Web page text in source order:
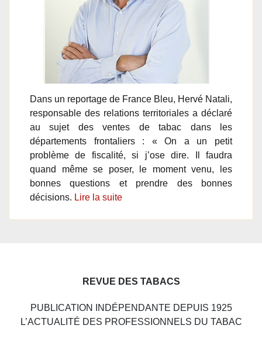
Dans un reportage de France Bleu, Hervé Natali,
responsable des relations territoriales a déclaré
au sujet des ventes de tabac dans les
départements frontaliers : « On a un petit
problème de fiscalité, si j’ose dire. Il faudra
quand même se poser, le moment venu, les
bonnes questions et prendre des bonnes
décisions. Lire la suite
REVUE DES TABACS
PUBLICATION INDÉPENDANTE DEPUIS 1925
L’ACTUALITÉ DES PROFESSIONNELS DU TABAC